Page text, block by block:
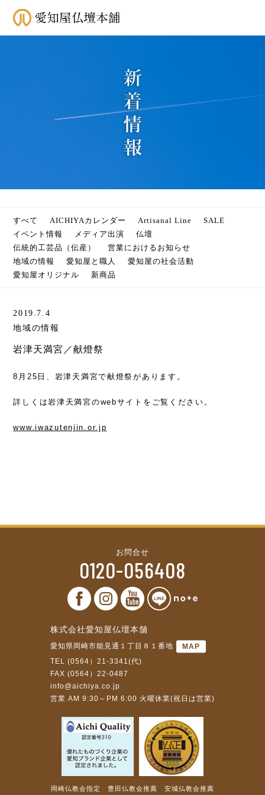
すべて AICHIYAカレンダー Artisanal Line
SALE
イベント情報
メディア出演
仏壇
伝統的工芸品（伝産）
営業におけるお知らせ
地域の情報
愛知屋と職人
愛知屋の社会活動
愛知屋オリジナル
新商品
2019.7.4
地域の情報
岩津天満宮／献燈祭
8月25日、岩津天満宮で献燈祭があります。
詳しくは岩津天満宮のwebサイトをご覧ください。
www.iwazutenjin.or.jp
お問合せ
0120-056408
株式会社愛知屋仏壇本舗
愛知県岡崎市能見通１丁目８１番地
MAP
TEL (0564）21-3341(代)
FAX (0564）22-0487
info@aichiya.co.jp
営業 AM 9:30～PM 6:00 火曜休業(祝日は営業)
岡崎仏教会指定 豊田仏教会推薦 安城仏教会推薦